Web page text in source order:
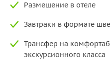
Размещение в отеле
Завтраки в формате
Трансфер на
экскурсионного класса